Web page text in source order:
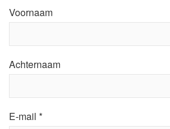
Voornaam
Achternaam
E-mail *